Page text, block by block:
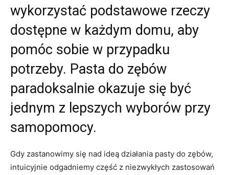
wykorzystać podstawowe rzeczy
dostępne w każdym domu, aby
pomóc sobie w przypadku
potrzeby. Pasta do zębów
paradoksalnie okazuje się być
jednym z lepszych wyborów przy
samopomocy.
Gdy zastanowimy się nad ideą działania pasty do zębów,
intuicyjnie odgadniemy część z niezwykłych zastosowań